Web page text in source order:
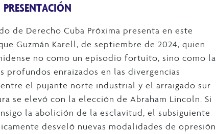
PRESENTACIÓN
de Derecho Cuba Próxima presenta en este
Guzmán Karell, de septiembre de 2024, quien
no como un episodio fortuito, sino como la
profundos enraizados en las divergencias
el pujante norte industrial y el arraigado sur
se elevó con la elección de Abraham Lincoln. Si
la abolición de la esclavitud, el subsiguiente
desveló nuevas modalidades de opresión